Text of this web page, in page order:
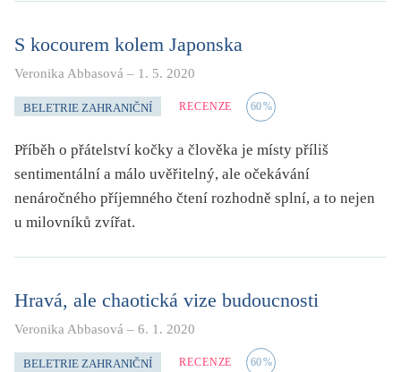
S kocourem kolem Japonska
Veronika Abbasová – 1. 5. 2020
BELETRIE ZAHRANIČNÍ RECENZE 60%
Příběh o přátelství kočky a člověka je místy příliš
sentimentální a málo uvěřitelný, ale očekávání
nenáročného příjemného čtení rozhodně splní, a to nejen
u milovníků zvířat.
Hravá, ale chaotická vize budoucnosti
Veronika Abbasová – 6. 1. 2020
BELETRIE ZAHRANIČNÍ RECENZE 60%